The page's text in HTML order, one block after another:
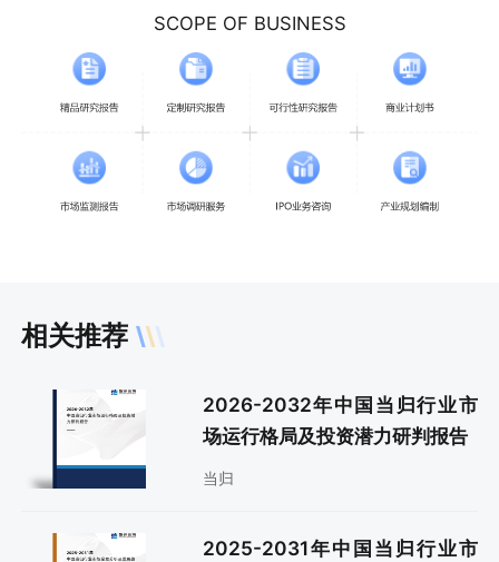
SCOPE OF BUSINESS
相关推荐
2026-2032年中国当归行业市
场运行格局及投资潜力研判报告
当归
2025-2031年中国当归行业市